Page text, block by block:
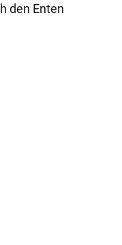
den Enten